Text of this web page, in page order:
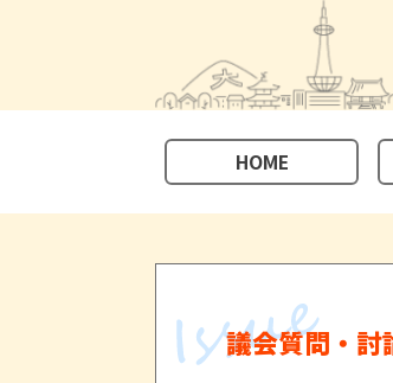
HOME
議会質問・討